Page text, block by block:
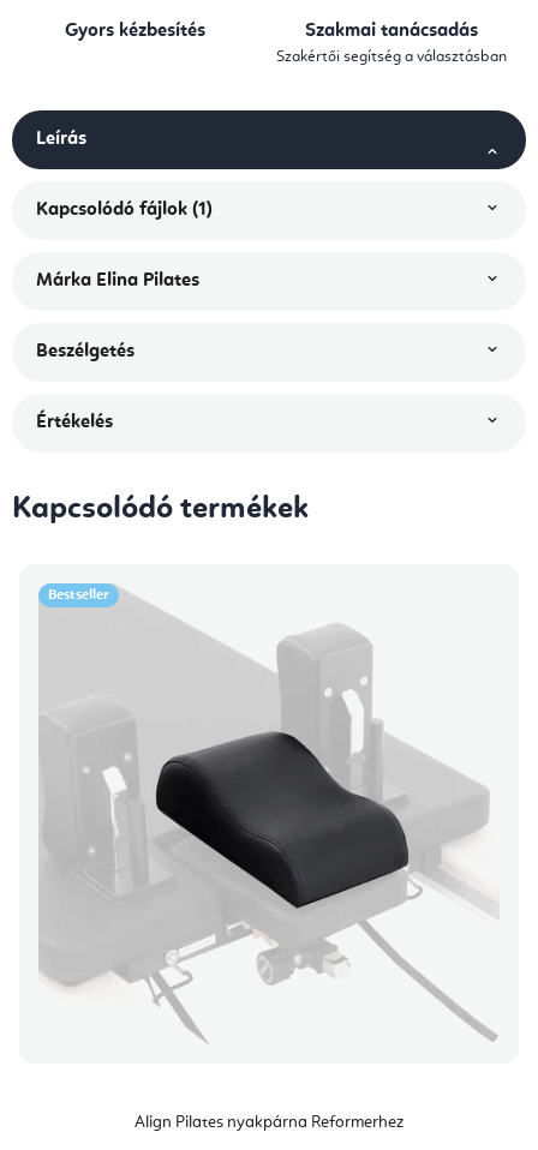
Gyors kézbesítés Szakmai tanácsadás
Szakértői segítség a választásban
Leírás
Kapcsolódó fájlok (1)
Márka Elina Pilates
Beszélgetés
Értékelés
Kapcsolódó termékek
Bestseller
Align Pilates nyakpárna Reformerhez